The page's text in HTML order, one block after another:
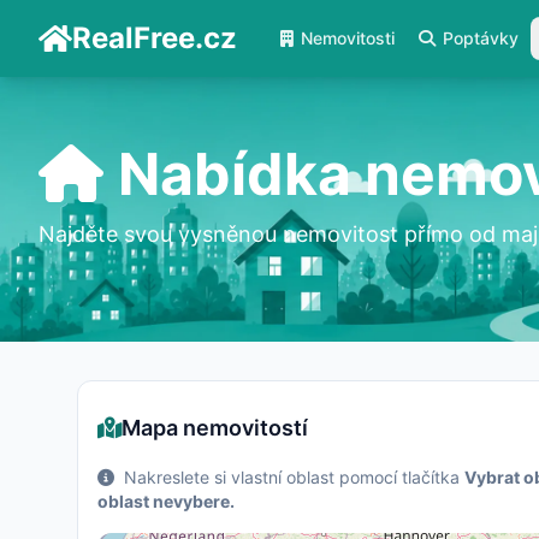
RealFree.cz Nemovitosti Poptávky
Nabídka
Najděte svou vysněnou nemovitost přímo od
Mapa nemovitostí
Nakreslete si vlastní oblast pomocí tlačítka Vybrat
oblast nevybere.